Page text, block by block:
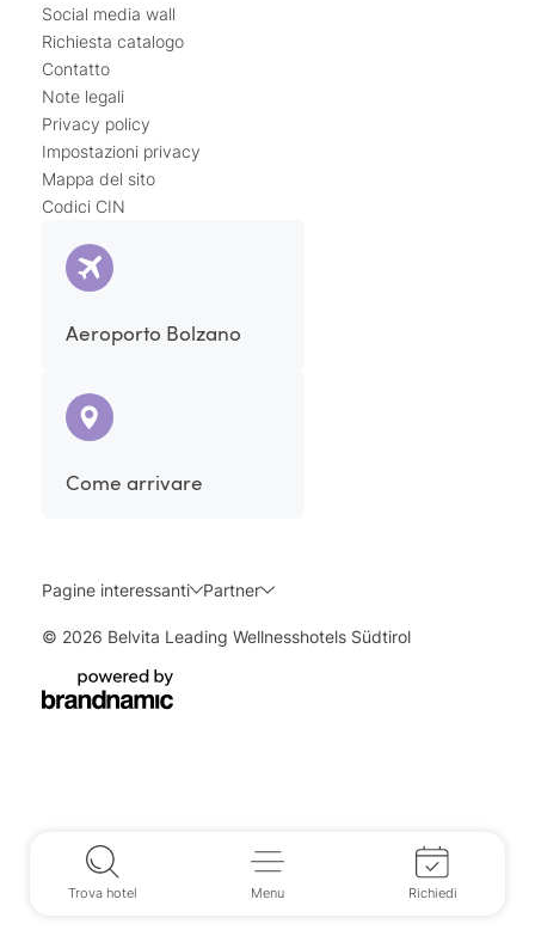
Social media wall
Richiesta catalogo
Contatto
Note legali
Privacy policy
Impostazioni privacy
Mappa del sito
Codici CIN
Aeroporto Bolzano
Come arrivare
Pagine interessanti Partner
© 2026 Belvita Leading Wellnesshotels Südtirol
Trova hotel Menu Richiedi